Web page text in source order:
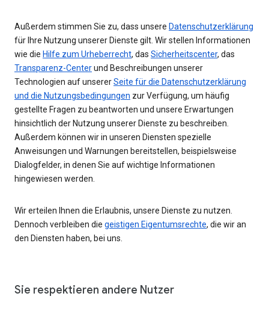
Außerdem stimmen Sie zu, dass unsere Datenschutzerklärung
für Ihre Nutzung unserer Dienste gilt. Wir stellen Informationen
wie die Hilfe zum Urheberrecht, das Sicherheitscenter, das
Transparenz-Centerund Beschreibungen unserer
Technologien auf unsererSeite für die Datenschutzerklärung
und die Nutzungsbedingungen zur Verfügung, um häufig
gestellte Fragen zu beantworten und unsere Erwartungen
hinsichtlich der Nutzung unserer Dienste zu beschreiben.
Außerdem können wir in unseren Diensten spezielle
Anweisungen und Warnungen bereitstellen, beispielsweise
Dialogfelder, in denen Sie auf wichtige Informationen
hingewiesen werden.
Wir erteilen Ihnen die Erlaubnis, unsere Dienste zu nutzen.
Dennoch verbleiben die geistigen Eigentumsrechte, die wir an
den Diensten haben, bei uns.
Sie respektieren andere Nutzer